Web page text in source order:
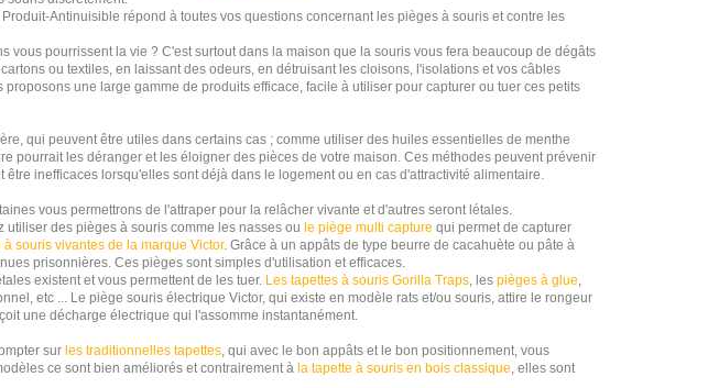
Antinuisible répond à toutes vos questions concernant les pièges à souris et contre les
vous pourrissent la vie ? C'est surtout dans la maison que la souris vous fera beaucoup de dégâts
ou textiles, en laissant des odeurs, en détruisant les cloisons, l'isolations et vos câbles
une large gamme de produits efficace, facile à utiliser pour capturer ou tuer ces petits
qui peuvent être utiles dans certains cas ; comme utiliser des huiles essentielles de menthe
pourrait les déranger et les éloigner des pièces de votre maison. Ces méthodes peuvent prévenir
inefficaces lorsqu'elles sont déjà dans le logement ou en cas d'attractivité alimentaire.
vous permettrons de l'attraper pour la relâcher vivante et d'autres seront létales.
des pièges à souris comme les nasses ou le piège multi capture qui permet de capturer
à souris vivantes de la marque Victor. Grâce à un appâts de type beurre de cacahuète ou pâte à
prisonnières. Ces pièges sont simples d'utilisation et efficaces.
existent et vous permettent de les tuer. Les tapettes à souris Gorilla Traps, les pièges à glue,
etc ... Le piège souris électrique Victor, qui existe en modèle rats et/ou souris, attire le rongeur
une décharge électrique qui l'assomme instantanément.
sur les traditionnelles tapettes, qui avec le bon appâts et le bon positionnement, vous
ce sont bien améliorés et contrairement à la tapette à souris en bois classique, elles sont